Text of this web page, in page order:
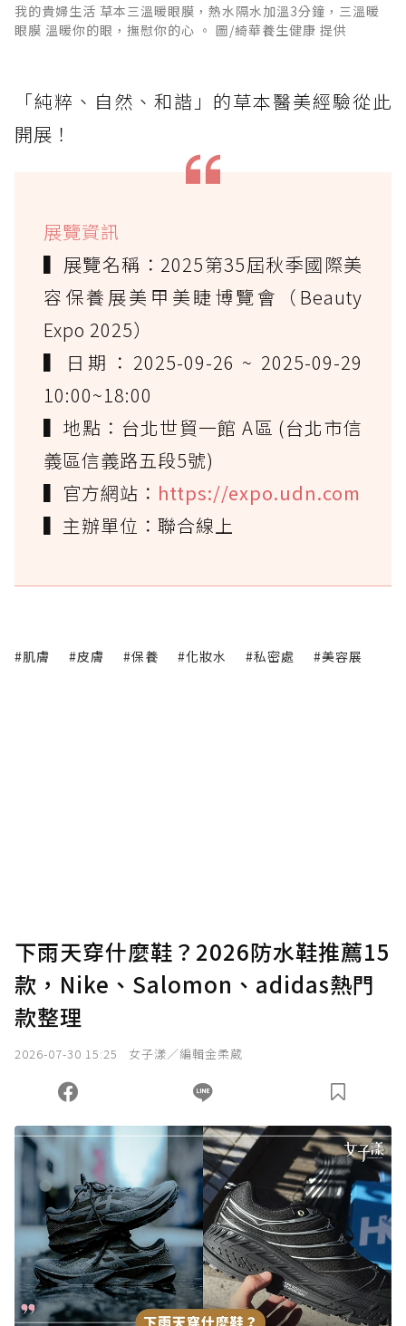
我的貴婦生活 草本三溫暖眼膜，熱水隔水加溫3分鐘，三溫暖
眼膜 溫暖你的眼，撫慰你的心 。 圖/綺華養生健康 提供
「純粹、自然、和諧」的草本醫美經驗從此
開展！
展覽資訊
▍展覽名稱：2025第35屆秋季國際美
容保養展美甲美睫博覽會（Beauty
Expo 2025）
▍日期：2025-09-26 ~ 2025-09-29
10:00~18:00
▍地點：台北世貿一館 A區 (台北市信
義區信義路五段5號)
▍官方網站： https://expo.udn.com
▍主辦單位：聯合線上
#肌膚 #皮膚 #保養 #化妝水 #私密處 #美容展
下雨天穿什麼鞋？2026防水鞋推薦15
款，Nike、Salomon、adidas熱門
款整理
2026-07-30 15:25 女子漾／編輯金柔葳